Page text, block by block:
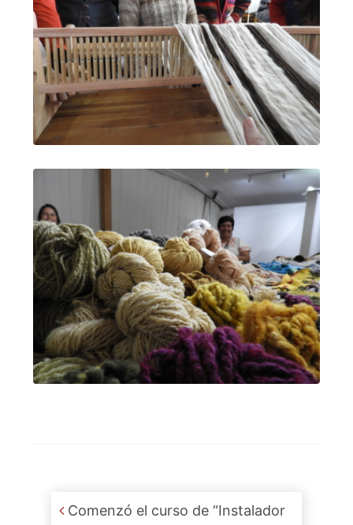
Post navigation
Comenzó el curso de “Instalador